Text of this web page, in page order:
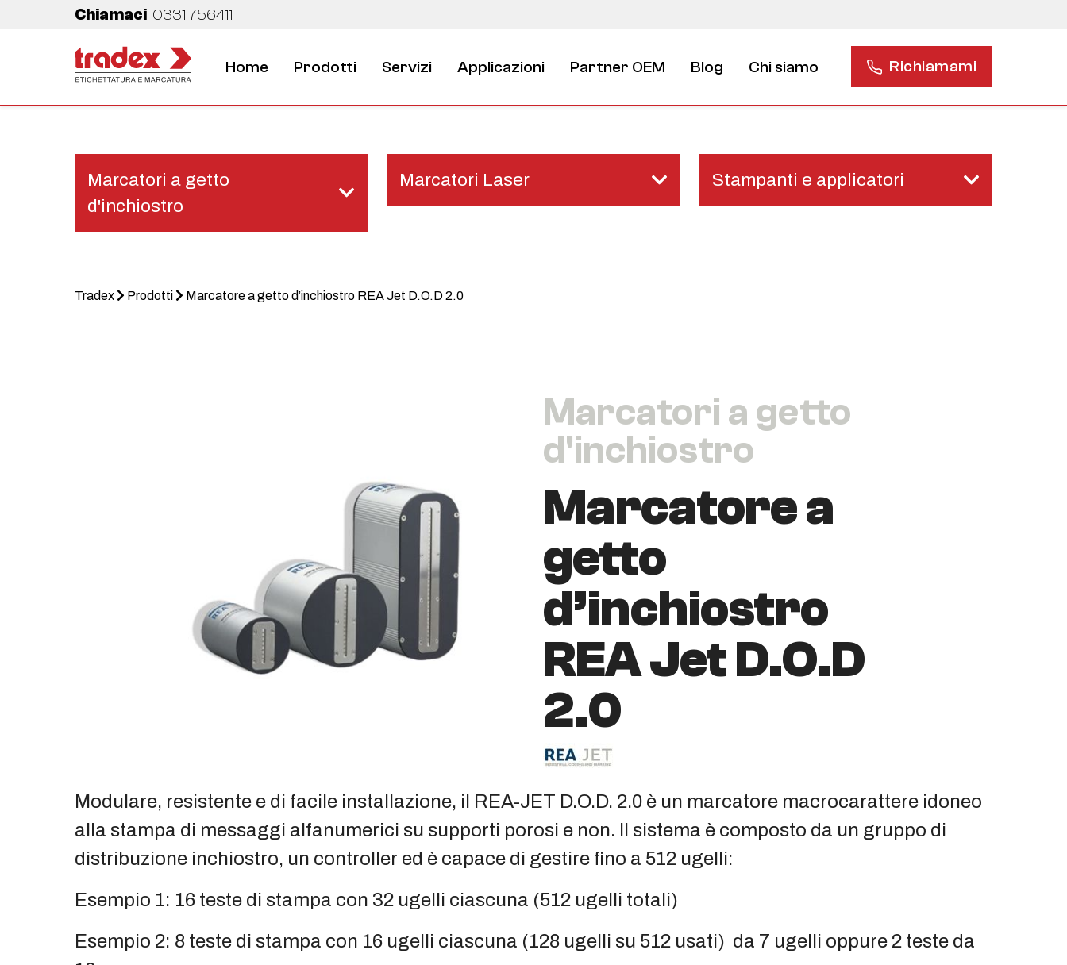
Chiamaci 0331.756411
Home Prodotti Servizi Applicazioni Partner OEM Blog Chi siamo Richiamami
Marcatori a getto
d'inchiostro
Marcatori Laser Stampanti e applicatori
Tradex Prodotti Marcatore a getto d’inchiostro REA Jet D.O.D 2.0
Marcatori a getto
d'inchiostro
Marcatore a
getto
d’inchiostro
REA Jet D.O.D
2.0
Modulare, resistente e di facile installazione, il REA-JET D.O.D. 2.0 è un marcatore macrocarattere idoneo
alla stampa di messaggi alfanumerici su supporti porosi e non. Il sistema è composto da un gruppo di
distribuzione inchiostro, un controller ed è capace di gestire fino a 512 ugelli:
Esempio 1: 16 teste di stampa con 32 ugelli ciascuna (512 ugelli totali)
Esempio 2: 8 teste di stampa con 16 ugelli ciascuna (128 ugelli su 512 usati) da 7 ugelli oppure 2 teste da